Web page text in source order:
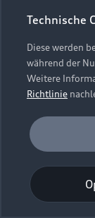
Bordbuch &
Verträge
Vertrag
Datenschutz
Audi erleben
Newsletter
Cookie-
Digital
Embleme am
Webseite
Technische
Diese werden
während der
Weitere
Richtlinie
Analyse
Performance
darüber, wie
Anzahl der
werden zur